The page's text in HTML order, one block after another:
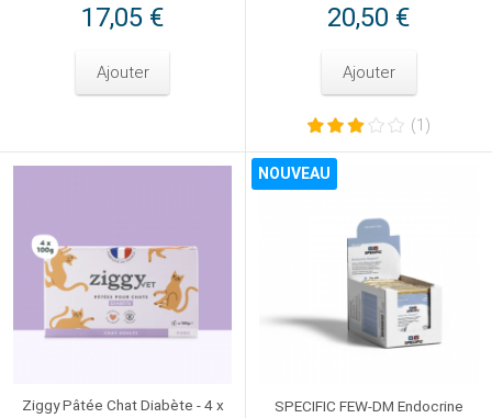
17,05 €
Ajouter
20,50 €
Ajouter
(1)
Ziggy Pâtée Chat Diabète - 4 x
NOUVEAU
SPECIFIC FEW-DM Endocrine